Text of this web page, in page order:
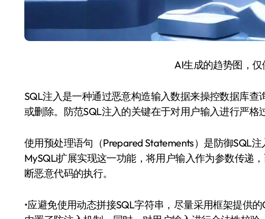
AI生成的趋势图，仅
SQL注入是一种通过恶意构造输入数据来操控数据库
或删除。防范SQL注入的关键在于对用户输入进行严格
使用预处理语句（Prepared Statements）是防御SQL
MySQLi扩展实现这一功能，将用户输入作为参数传递
断恶意代码的执行。
•应避免使用动态拼接SQL字符串，尽量采用框架提供